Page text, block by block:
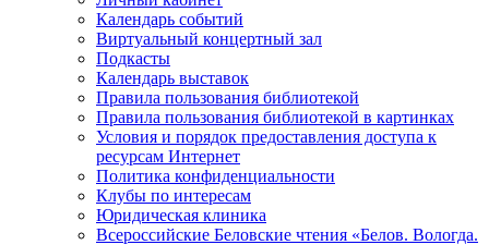
Календарь событий
Виртуальный концертный зал
Подкасты
Календарь выставок
Правила пользования библиотекой
Правила пользования библиотекой в картинках
Условия и порядок предоставления доступа к
ресурсам Интернет
Политика конфиденциальности
Клубы по интересам
Юридическая клиника
Всероссийские Беловские чтения «Белов. Вологда.